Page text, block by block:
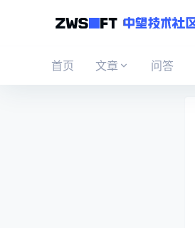
首页 文章 问答